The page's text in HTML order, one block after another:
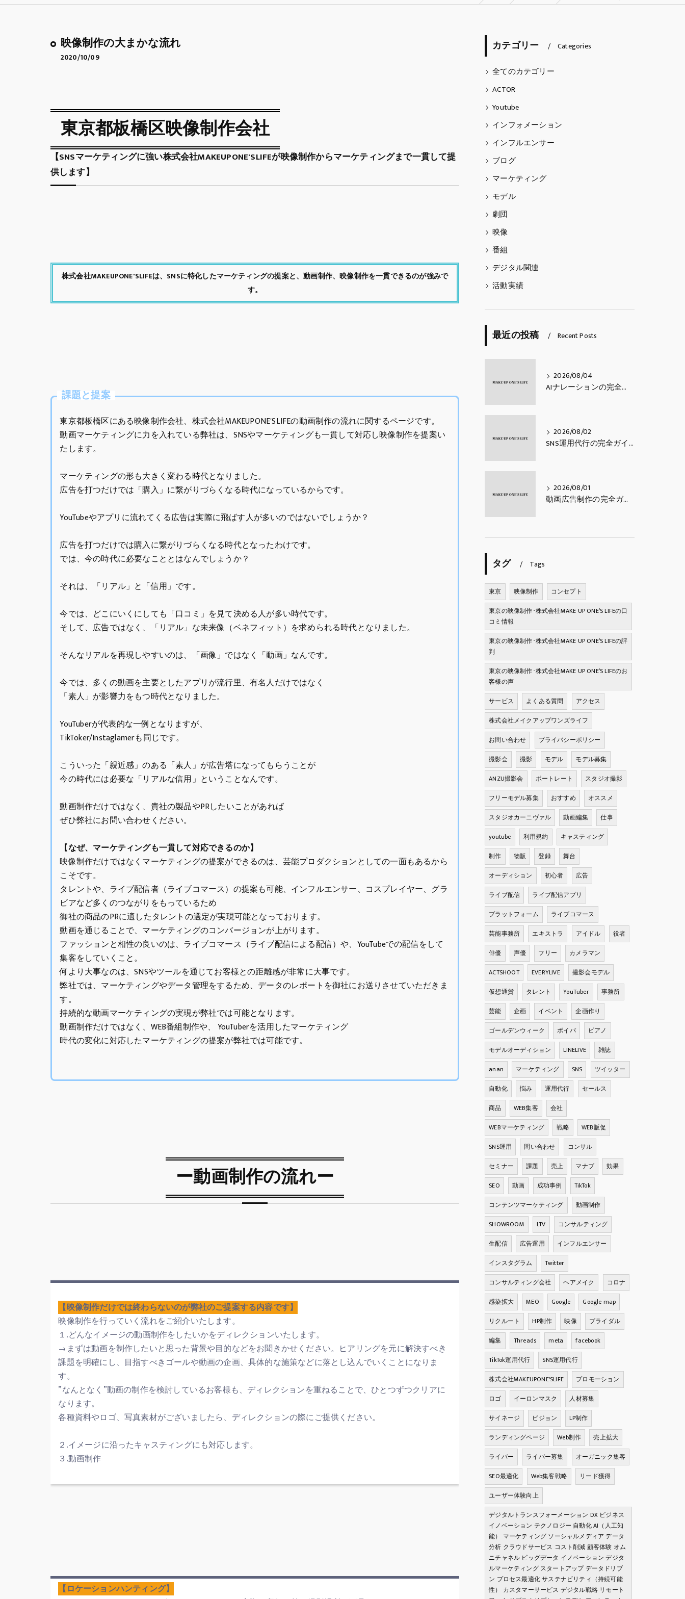
天埜らむね
五阿弥ルナ
Thomas Caderao
映像制作の大まかな流れ
2020/10/09
東京都板橋区映像制作会社
【SNSマーケティングに強い株式会社MAKEUPONE'SLIFEが映像制作からマーケティングまで一貫して提
供します】
株式会社MAKEUPONE'SLIFEは、SNSに特化したマーケティングの提案と、動画制作、映像制作を一貫できるのが強みで
す。
課題と提案
東京都板橋区にある映像制作会社、株式会社MAKEUPONE'SLIFEの動画制作の流れに関するページです。
動画マーケティングに力を入れている弊社は、SNSやマーケティングも一貫して対応し映像制作を提案い
たします。
マーケティングの形も大きく変わる時代となりました。
広告を打つだけでは「購入」に繋がりづらくなる時代になっているからです。
YouTubeやアプリに流れてくる広告は実際に飛ばす人が多いのではないでしょうか？
広告を打つだけでは購入に繋がりづらくなる時代となったわけです。
では、今の時代に必要なこととはなんでしょうか？
それは、「リアル」と「信用」です。
今では、どこにいくにしても「口コミ」を見て決める人が多い時代です。
そして、広告ではなく、「リアル」な未来像（ベネフィット）を求められる時代となりました。
そんなリアルを再現しやすいのは、「画像」ではなく「動画」なんです。
今では、多くの動画を主要としたアプリが流行里、有名人だけではなく
「素人」が影響力をもつ時代となりました。
YouTuberが代表的な一例となりますが、
TikToker/Instaglamerも同じです。
こういった「親近感」のある「素人」が広告塔になってもらうことが
今の時代には必要な「リアルな信用」ということなんです。
動画制作だけではなく、貴社の製品やPRしたいことがあれば
ぜひ弊社にお問い合わせください。
【なぜ、マーケティングも一貫して対応できるのか】
映像制作だけではなくマーケティングの提案ができるのは、芸能プロダクションとしての一面もあるから
こそです。
タレントや、ライブ配信者（ライブコマース）の提案も可能、インフルエンサー、コスプレイヤー、グラ
ビアなど多くのつながりをもっているため
御社の商品のPRに適したタレントの選定が実現可能となっております。
動画を通じることで、マーケティングのコンバージョンが上がります。
ファッションと相性の良いのは、ライブコマース（ライブ配信による配信）や、YouTubeでの配信をして
集客をしていくこと。
何より大事なのは、SNSやツールを通じてお客様との距離感が非常に大事です。
弊社では、マーケティングやデータ管理をするため、データのレポートを御社にお送りさせていただきま
す。
持続的な動画マーケティングの実現が弊社では可能となります。
動画制作だけではなく、WEB番組制作や、 YouTuberを活用したマーケティング
時代の変化に対応したマーケティングの提案が弊社では可能です。
ー動画制作の流れー
【映像制作だけでは終わらないのが弊社のご提案する内容です】
映像制作を行っていく流れをご紹介いたします。
１.どんなイメージの動画制作をしたいかをディレクションいたします。
→まずは動画を制作したいと思った背景や目的などをお聞きかせください。ヒアリングを元に解決すべき
課題を明確にし、目指すべきゴールや動画の企画、具体的な施策などに落とし込んでいくことになりま
す。
”なんとなく”動画の制作を検討しているお客様も、ディレクションを重ねることで、ひとつずつクリアに
なります。
各種資料やロゴ、写真素材がございましたら、ディレクションの際にご提供ください。
２.イメージに沿ったキャスティングにも対応します。
３.動画制作
【ロケーションハンティング】
カテゴリー Categories
全てのカテゴリー
ACTOR
Youtube
インフォメーション
インフルエンサー
ブログ
マーケティング
モデル
劇団
映像
番組
デジタル関連
活動実績
最近の投稿 Recent Posts
2026/08/04
AIナレーションの完全ガイド｜費用相場・活用シーン・メリットと注意点・使い方【2026年最新】
2026/08/02
SNS運用代行の完全ガイド｜費用相場・業務内容・会社の選び方【2026年最新】
2026/08/01
動画広告制作の完全ガイド｜費用相場・種類・進め方・成果を出すコツ【2026年最新】
タグ Tags
東京 映像制作
コンセプト
東京の映像制作･株式会社MAKE UP ONE’S LIFEの口
コミ情報
東京の映像制作･株式会社MAKE UP ONE’S LIFEの評
判
東京の映像制作･株式会社MAKE UP ONE’S LIFEのお
客様の声
サービス
よくある質問
アクセス
株式会社メイクアップワンズライフ
お問い合わせ
プライバシーポリシー
撮影会
撮影 モデル
モデル募集
ANZU撮影会
ポートレート
スタジオ撮影
フリーモデル募集
おすすめ
オススメ
スタジオカーニヴァル
動画編集
仕事
youtube
利用規約
キャスティング
制作
物販 登録
舞台
オーディション
初心者
広告
ライブ配信
ライブ配信アプリ
プラットフォーム
ライブコマース
芸能事務所
エキストラ アイドル
役者
俳優
声優 フリー
カメラマン
ACTSHOOT
EVERYLIVE
撮影会モデル
仮想通貨
タレント YouTuber
事務所
芸能
企画 イベント
企画作り
ゴールデンウィーク
ボイパ
ピアノ
モデルオーディション
LINELIVE
雑誌
anan
マーケティング SNS
ツイッター
自動化
悩み 運用代行
セールス
商品
WEB集客
会社
WEBマーケティング
戦略
WEB販促
SNS運用
問い合わせ
コンサル
セミナー
課題 売上 マナブ
効果
SEO
動画 成功事例
TikTok
コンテンツマーケティング
動画制作
SHOWROOM
LTV
コンサルティング
生配信
広告運用
インフルエンサー
インスタグラム
Twitter
コンサルティング会社
ヘアメイク
コロナ
感染拡大
MEO Google
Google map
リクルート
HP制作 映像
ブライダル
編集
Threads meta
facebook
TikTok運用代行
SNS運用代行
株式会社MAKEUPONE'SLIFE
プロモーション
ロゴ
イーロンマスク
人材募集
サイネージ
ビジョン
LP制作
ランディングページ
Web制作
売上拡大
ライバー
ライバー募集
オーガニック集客
SEO最適化
Web集客戦略
リード獲得
ユーザー体験向上
デジタルトランスフォーメーション DX ビジネス
イノベーション テクノロジー 自動化 AI（人工知
能） マーケティング ソーシャルメディア データ
分析 クラウドサービス コスト削減 顧客体験 オム
ニチャネル ビッグデータ イノベーション デジタ
ルマーケティング スタートアップ データドリブ
ン プロセス最適化 サステナビリティ（持続可能
性） カスタマーサービス デジタル戦略 リモート